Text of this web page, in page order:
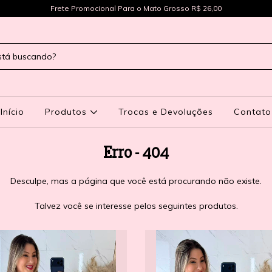
Frete Promocional Para o Mato Grosso R$ 26,00
Início Produtos Trocas e Devoluções Contato
Erro - 404
Desculpe, mas a página que você está procurando não existe.
Talvez você se interesse pelos seguintes produtos.